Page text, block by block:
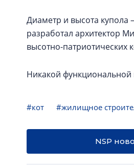
Диаметр и высота
разработал архитектор
высотно-патриотических
Никакой функциональной
#кот #жилищное
NSP